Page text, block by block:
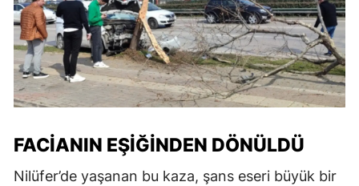
FACIANIN EŞIĞINDEN DÖNÜLDÜ
Nilüfer’de yaşanan bu kaza, şans eseri büyük bir